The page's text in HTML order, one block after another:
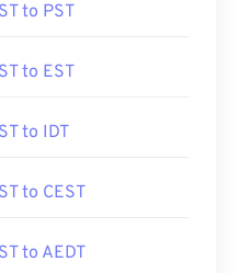
to PST
to EST
to IDT
to CEST
to AEDT